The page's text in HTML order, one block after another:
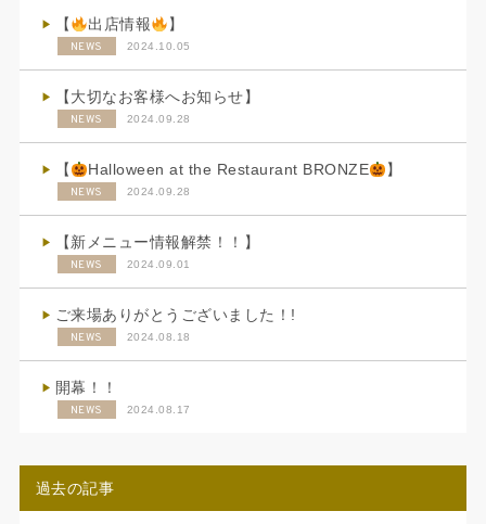
【 出店情報 】
NEWS 2024.10.05
【大切なお客様へお知らせ】
NEWS 2024.09.28
【 Halloween at the Restaurant BRONZE 】
NEWS 2024.09.28
【新メニュー情報解禁！！】
NEWS 2024.09.01
ご来場ありがとうございました！!
NEWS 2024.08.18
開幕！！
NEWS 2024.08.17
過去の記事